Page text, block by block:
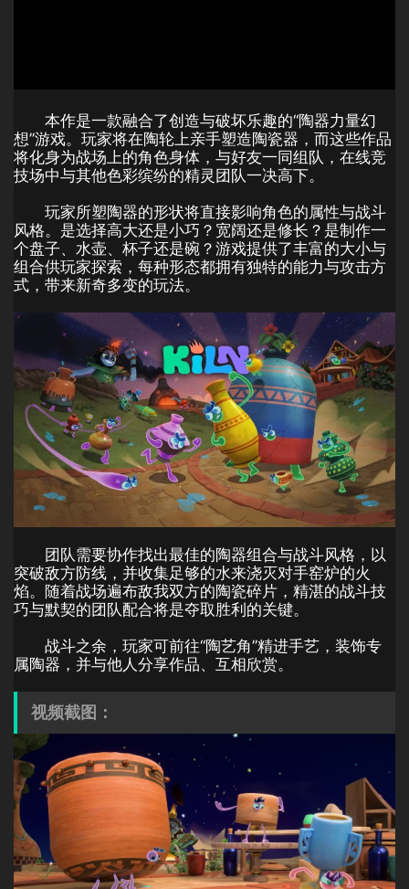
本作是一款融合了创造与破坏乐趣的“陶器力量幻
想”游戏。玩家将在陶轮上亲手塑造陶瓷器，而这些作品
将化身为战场上的角色身体，与好友一同组队，在线竞
技场中与其他色彩缤纷的精灵团队一决高下。
玩家所塑陶器的形状将直接影响角色的属性与战斗
风格。是选择高大还是小巧？宽阔还是修长？是制作一
个盘子、水壶、杯子还是碗？游戏提供了丰富的大小与
组合供玩家探索，每种形态都拥有独特的能力与攻击方
式，带来新奇多变的玩法。
团队需要协作找出最佳的陶器组合与战斗风格，以
突破敌方防线，并收集足够的水来浇灭对手窑炉的火
焰。随着战场遍布敌我双方的陶瓷碎片，精湛的战斗技
巧与默契的团队配合将是夺取胜利的关键。
战斗之余，玩家可前往“陶艺角”精进手艺，装饰专
属陶器，并与他人分享作品、互相欣赏。
视频截图：